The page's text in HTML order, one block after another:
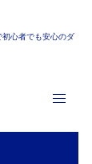
心者でも安心のダ